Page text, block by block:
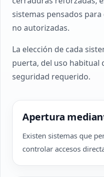
sistemas pensados
no autorizadas.
La elección de cada
puerta, del uso habitual
seguridad requerido.
Apertura
Existen sistemas que
controlar accesos